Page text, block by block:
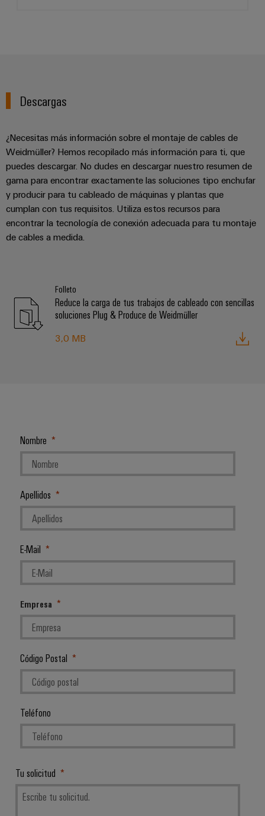
Descargas
¿Necesitas más información sobre el montaje de cables de
Weidmüller? Hemos recopilado más información para ti, que
puedes descargar. No dudes en descargar nuestro resumen de
gama para encontrar exactamente las soluciones tipo enchufar
y producir para tu cableado de máquinas y plantas que
cumplan con tus requisitos. Utiliza estos recursos para
encontrar la tecnología de conexión adecuada para tu montaje
de cables a medida.
Folleto
Reduce la carga de tus trabajos de cableado con sencillas
soluciones Plug & Produce de Weidmüller
3,0 MB
Nombre
Apellidos
E-Mail
Empresa
Código Postal
Teléfono
Tu solicitud